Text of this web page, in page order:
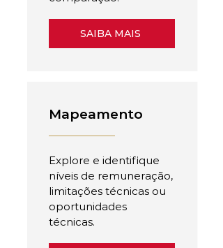
SAIBA MAIS
Mapeamento
Explore e identifique
níveis de remuneração,
limitações técnicas ou
oportunidades
técnicas.